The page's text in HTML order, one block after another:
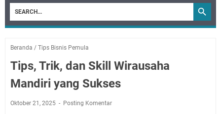
Beranda / Tips Bisnis Pemula
Tips, Trik, dan Skill Wirausaha
Mandiri yang Sukses
Oktober 21, 2025 Posting Komentar